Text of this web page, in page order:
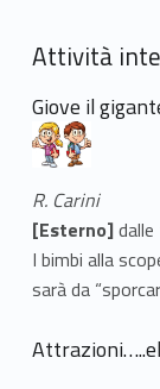
Attività
Giove il
R. Carini
[Esterno]
I bimbi alla
sarà da